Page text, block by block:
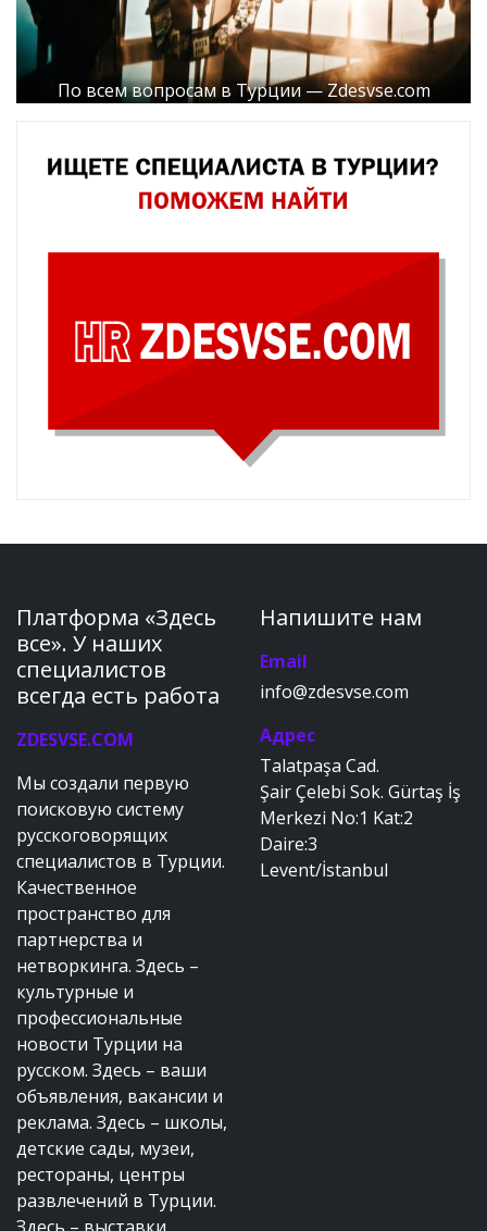
По всем вопросам в Турции — Zdesvse.com
Платформа «Здесь
все». У наших
специалистов
всегда есть работа
ZDESVSE.COM
Мы создали первую
поисковую систему
русскоговорящих
специалистов в Турции.
Качественное
пространство для
партнерства и
нетворкинга. Здесь –
культурные и
профессиональные
новости Турции на
русском. Здесь – ваши
объявления, вакансии и
реклама. Здесь – школы,
детские сады, музеи,
рестораны, центры
развлечений в Турции.
Напишите нам
Email
info@zdesvse.com
Адрес
Talatpaşa Cad.
Şair Çelebi Sok. Gürtaş İş
Merkezi No:1 Kat:2
Daire:3
Levent/İstanbul